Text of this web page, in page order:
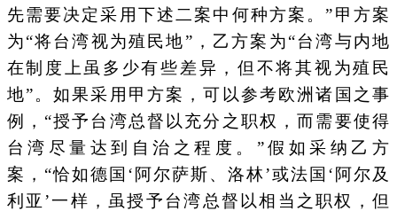
先需要决定采用下述二案中何种方案。”甲方案
为“将台湾视为殖民地”，乙方案为“台湾与内地
在制度上虽多少有些差异，但不将其视为殖民
地”。如果采用甲方案，可以参考欧洲诸国之事
例，“授予台湾总督以充分之职权，而需要使得
台湾尽量达到自治之程度。”假如采纳乙方
案，“恰如德国‘阿尔萨斯、洛林’或法国‘阿尔及
利亚’一样，虽授予台湾总督以相当之职权，但